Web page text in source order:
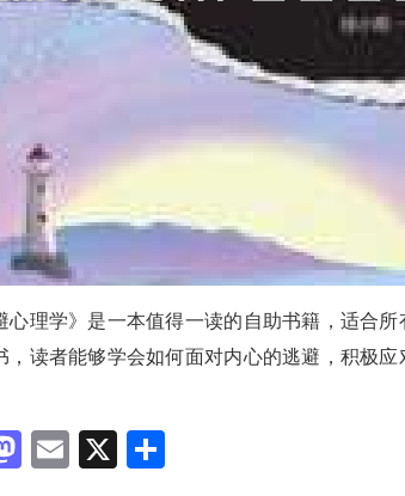
心理学》是一本值得一读的自助书籍，适合
，读者能够学会如何面对内心的逃避，积极
Mastodon
Email
X